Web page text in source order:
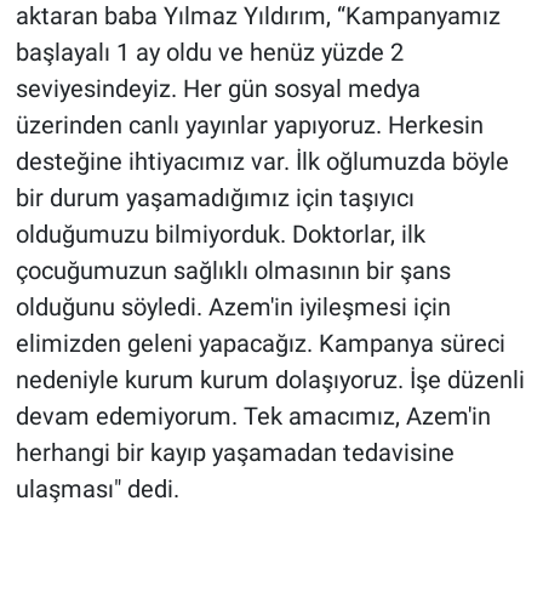
aktaran baba Yılmaz Yıldırım, “Kampanyamız
başlayalı 1 ay oldu ve henüz yüzde 2
seviyesindeyiz. Her gün sosyal medya
üzerinden canlı yayınlar yapıyoruz. Herkesin
desteğine ihtiyacımız var. İlk oğlumuzda böyle
bir durum yaşamadığımız için taşıyıcı
olduğumuzu bilmiyorduk. Doktorlar, ilk
çocuğumuzun sağlıklı olmasının bir şans
olduğunu söyledi. Azem'in iyileşmesi için
elimizden geleni yapacağız. Kampanya süreci
nedeniyle kurum kurum dolaşıyoruz. İşe düzenli
devam edemiyorum. Tek amacımız, Azem'in
herhangi bir kayıp yaşamadan tedavisine
ulaşması" dedi.